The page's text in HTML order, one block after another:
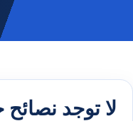
لا توجد نصائح